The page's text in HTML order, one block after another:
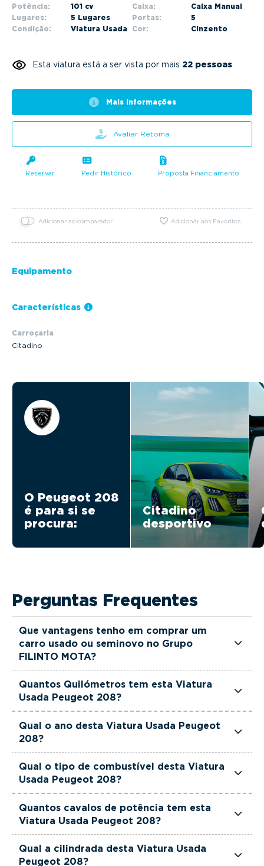
Potência:
101 cv Caixa:
Caixa Manual
Lugares:
5 Lugares Portas:
5
Condição:
Viatura Usada Cor: Cinzento
Esta viatura está a ser vista por mais 22 pessoas
Mais informações
Avaliar Retoma
Reservar Pedir Histórico Proposta Financiamento
Adicionar ao comparador Adicionar aos Favoritos
Equipamento
Características
Carroçaria
Citadino
O Peugeot 208
é para si se
procura:
Citadino
desportivo
Perguntas Frequentes
Que vantagens tenho em comprar um
carro usado ou seminovo no Grupo
FILINTO MOTA?
FILINTO MOTA são rigorosamente selecionadas
quilómetros reais garantidos. Além disso, dispõe
de uma equipa de gestores comerciais dedicada,
pronta a ajudá-lo a encontrar a viatura que
melhor se adapta às suas necessidades e ao seu
orçamento.
Quantos Quilómetros tem esta Viatura
Usada Peugeot 208?
actualmente 28000 km.
Qual o ano desta Viatura Usada Peugeot
208?
Qual o tipo de combustível desta Viatura
Usada Peugeot 208?
com uma motorização Gasolina.
Quantos cavalos de potência tem esta
Viatura Usada Peugeot 208?
de potência.
Qual a cilindrada desta Viatura Usada
Peugeot 208?